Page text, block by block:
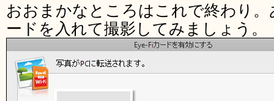
おおまかなところはこれで終わり
ードを入れて撮影してみましょう。